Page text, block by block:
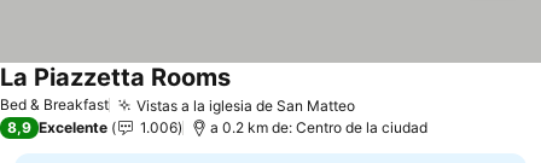
Bed & Breakfast Vistas a la iglesia de San Matteo
La Piazzetta Rooms
8,9 Excelente 1.006 a 0.2 km de: Centro de la ciudad